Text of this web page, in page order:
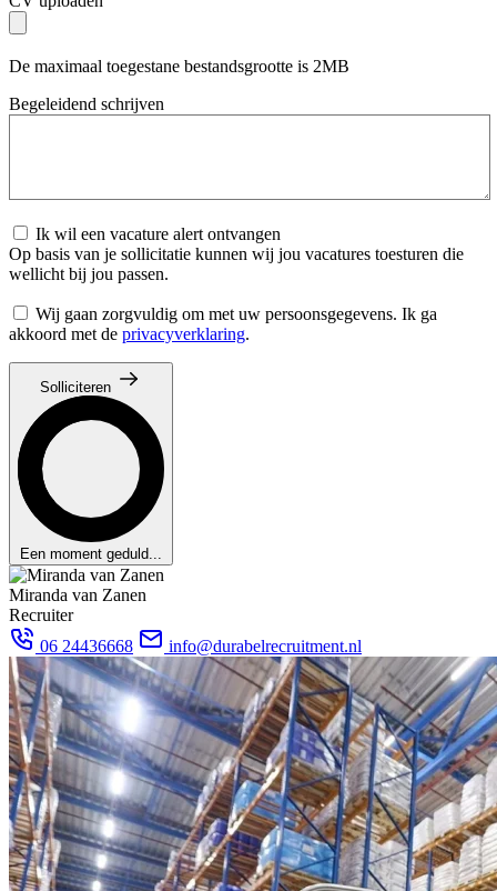
De maximaal toegestane bestandsgrootte is 2MB
Begeleidend schrijven
Ik wil een vacature alert ontvangen
Op basis van je sollicitatie kunnen wij jou vacatures toesturen die
wellicht bij jou passen.
Wij gaan zorgvuldig om met uw persoonsgegevens. Ik ga
akkoord met de privacyverklaring.
Solliciteren
Een moment geduld...
Miranda van Zanen
Recruiter
06 24436668
info@durabelrecruitment.nl